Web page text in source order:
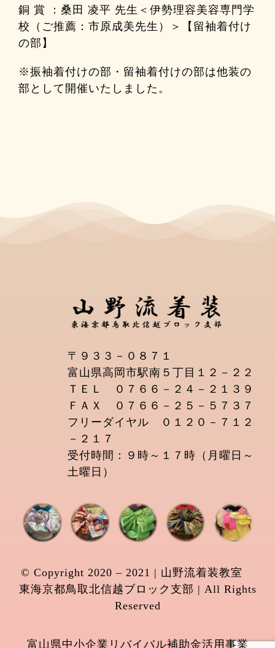
銅 賞 ：桑田 凌平 先生＜伊勢理容美容専門学
校（ご推薦：市原成美先生）＞【留袖着付け
の部】
※振袖着付けの部・留袖着付けの部は他装の
部として開催いたしました。
〒９３３－０８７１
富山県高岡市駅南５丁目１２－２２
ＴＥＬ ０７６６－２４－２１３９
ＦＡＸ ０７６６－２５－５７３７
フリーダイヤル ０１２０－７１２
－２１７
受付時間：９時～１７時（月曜日～
土曜日）
© Copyright 2020 – 2021 | 山野流着装教室
東海京都鳥取北信越ブロック支部 | All Rights
Reserved
富山県中小企業リバイバル補助金活用事業